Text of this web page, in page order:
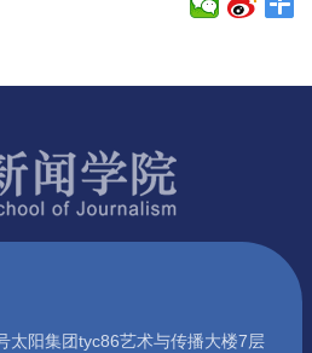
太阳集团tyc86艺术与传播大楼7层